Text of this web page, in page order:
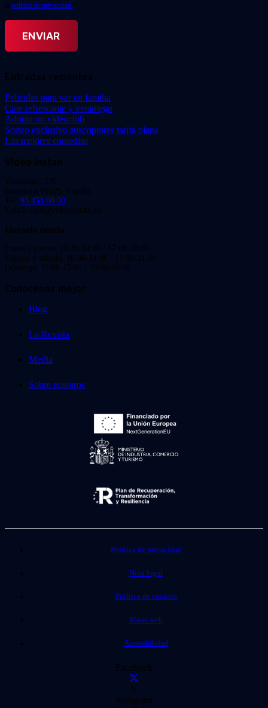
la política de privacidad. *
Entradas recientes
Películas para ver en familia
Cine refrescante y veraniego
Adopta un videoclub
Sorteo exclusivo suscriptores tarifa plana
Las mejores comedias
Video Instan
Viladomat, 239
Barcelona 08029. España.
Tel: 93 453 00 00
Email: info@videoinstan.net
Horario tienda
Lunes a jueves: 10:30-14:00 / 17:00-20:00
Viernes y sábado: 10:30-14:00 / 17:00-21:00
Domingo: 11:00-15:00 / 16:00-20:00
Conócenos mejor
Blog
La Revista
Media
Sobre nosotros
Política de privacidad
Nota legal
Política de cookies
Mapa web
Accesibilidad
Facebook
X
Instagram